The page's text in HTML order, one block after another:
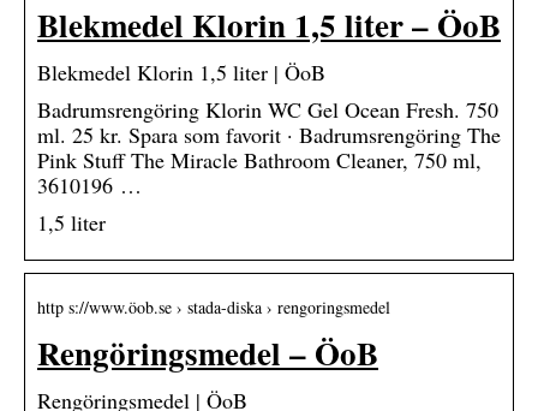
Blekmedel Klorin 1,5 liter – ÖoB
Blekmedel Klorin 1,5 liter | ÖoB
Badrumsrengöring Klorin WC Gel Ocean Fresh. 750
ml. 25 kr. Spara som favorit · Badrumsrengöring The
Pink Stuff The Miracle Bathroom Cleaner, 750 ml,
3610196 …
1,5 liter
http s://www.öob.se › stada-diska › rengoringsmedel
Rengöringsmedel – ÖoB
Rengöringsmedel | ÖoB